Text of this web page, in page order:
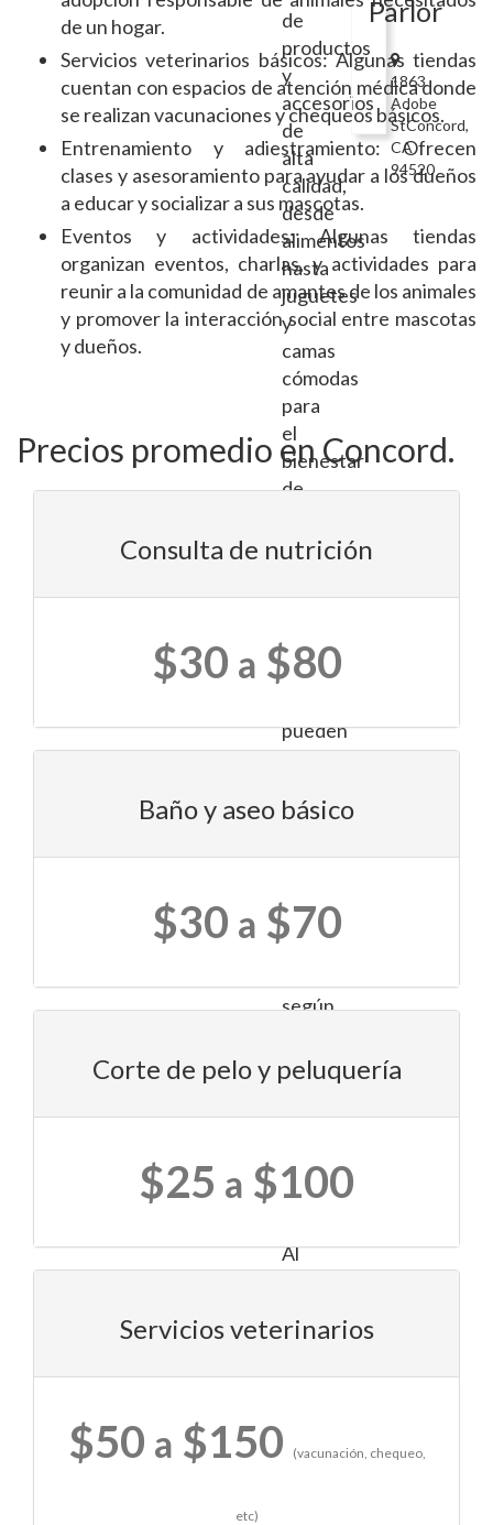
Parlor
1863
Adobe
StConcord,
CA
94520
de
productos
y
accesorios
de
alta
calidad,
desde
alimentos
hasta
juguetes
y
camas
cómodas
para
el
bienestar
de
mascotas.
Además,
con
expertos
pueden
asesorarte
la
productos
según
necesidades
específicas
de
compañero
de
Al
tiendas,
oportunidad
de un hogar.
Servicios veterinarios básicos: Algunas tiendas
cuentan con espacios de atención médica donde
se realizan vacunaciones y chequeos básicos.
Entrenamiento y adiestramiento: Ofrecen
clases y asesoramiento para ayudar a los dueños
a educar y socializar a sus mascotas.
Eventos y actividades: Algunas tiendas
organizan eventos, charlas, y actividades para
reunir a la comunidad de amantes de los animales
y promover la interacción social entre mascotas
y dueños.
Precios promedio en Concord.
Consulta de nutrición
$30 a $80
Baño y aseo básico
$30 a $70
Corte de pelo y peluquería
$25 a $100
Servicios veterinarios
$50 a $150 (vacunación, chequeo,
etc)